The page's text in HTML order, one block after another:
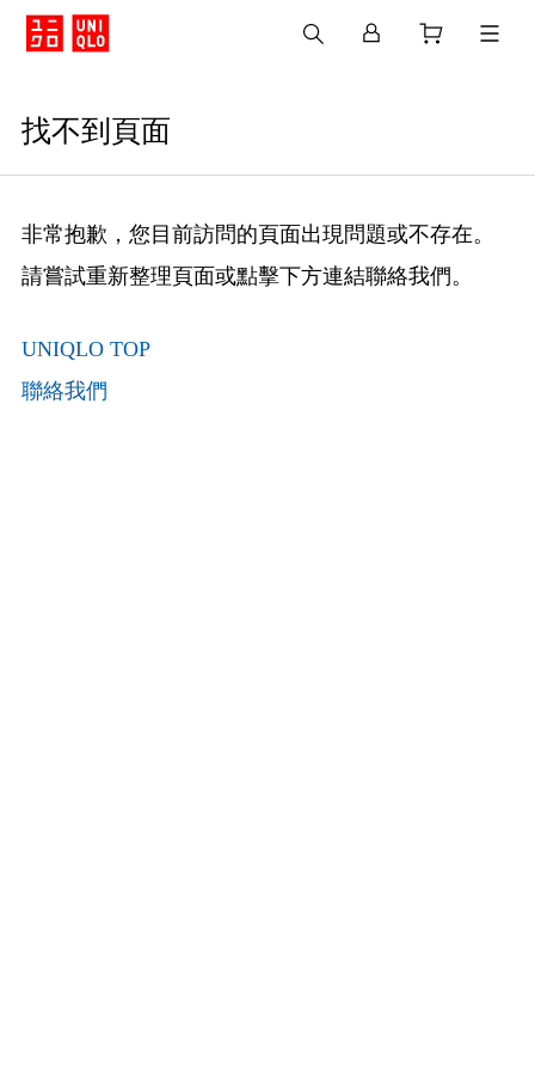
找不到頁面
非常抱歉，您目前訪問的頁面出現問題或不存在。
請嘗試重新整理頁面或點擊下方連結聯絡我們。
UNIQLO TOP
聯絡我們